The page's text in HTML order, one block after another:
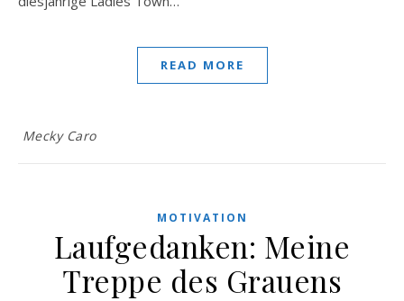
READ MORE
Mecky Caro
MOTIVATION
Laufgedanken: Meine
Treppe des Grauens